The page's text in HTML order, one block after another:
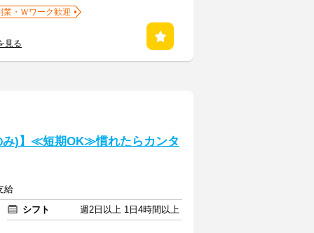
業・Ｗワーク歓迎
見る
み)】≪短期OK≫慣れたらカンタ
給
シフト
週2日以上 1日4時間以上